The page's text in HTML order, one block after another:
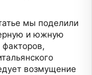
мы поделили
и южную
возмущение